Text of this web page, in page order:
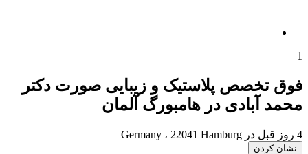
فوق تخصص پلاستیک و زیبایی صورت دکتر
محمد آبادی در هامبورگ آلمان
در Germany ، 22041 Hamburg
نشان کردن